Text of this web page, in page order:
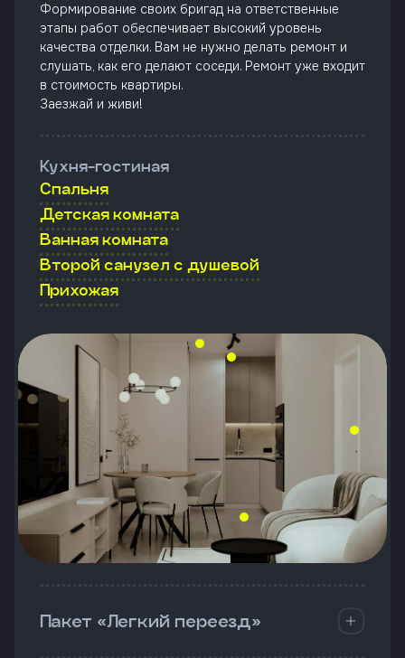
Формирование своих бригад на ответственные
этапы работ обеспечивает высокий уровень
качества отделки. Вам не нужно делать ремонт и
слушать, как его делают соседи. Ремонт уже входит
в стоимость квартиры.
Заезжай и живи!
Кухня-гостиная
Спальня
Детская комната
Ванная комната
Второй санузел с душевой
Прихожая
Пакет «Легкий переезд»